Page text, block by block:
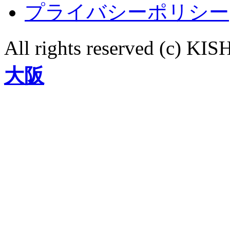
プライバシーポリシー
All rights reserved (c)
大阪